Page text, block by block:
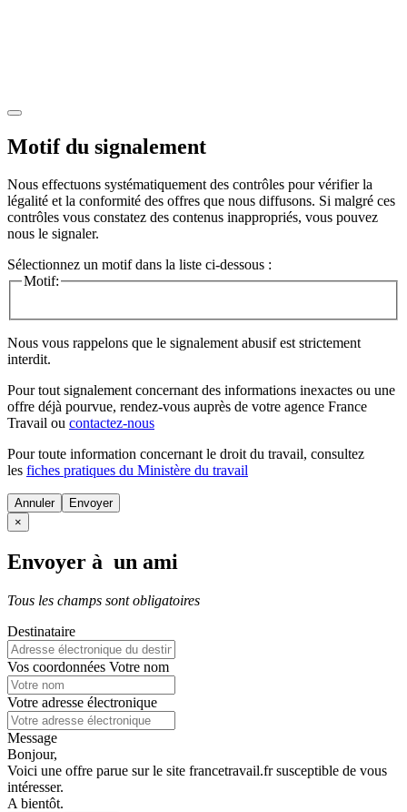
Motif du signalement
Nous effectuons systématiquement des contrôles pour vérifier la
légalité et la conformité des offres que nous diffusons. Si malgré ces
contrôles vous constatez des contenus inappropriés, vous pouvez
nous le signaler.
Sélectionnez un motif dans la liste ci-dessous :
Motif:
Nous vous rappelons que le signalement abusif est strictement
interdit.
Pour tout signalement concernant des informations inexactes ou une
offre déjà pourvue, rendez-vous auprès de votre agence France
Travail ou contactez-nous
Pour toute information concernant le droit du travail, consultez
les fiches pratiques du Ministère du travail
Annuler
×
Envoyer à un ami
Tous les champs sont obligatoires
Destinataire
Vos coordonnées Votre nom
Votre adresse électronique
Message
Bonjour,
Voici une offre parue sur le site francetravail.fr susceptible de vous
intéresser.
A bientôt.